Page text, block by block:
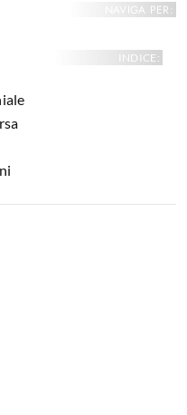
NAVIGA PER:
INDICE: